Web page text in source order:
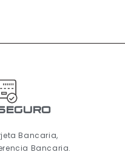
Bancaria,
Bancaria.